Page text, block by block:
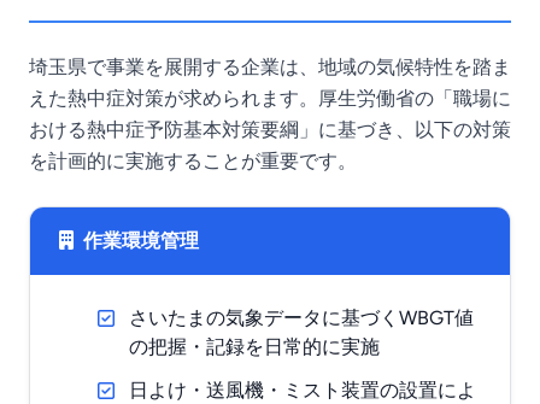
埼玉県で事業を展開する企業は、地域の気候特性を踏ま
えた熱中症対策が求められます。厚生労働省の「職場に
おける熱中症予防基本対策要綱」に基づき、以下の対策
を計画的に実施することが重要です。
作業環境管理
さいたまの気象データに基づくWBGT値
の把握・記録を日常的に実施
日よけ・送風機・ミスト装置の設置によ